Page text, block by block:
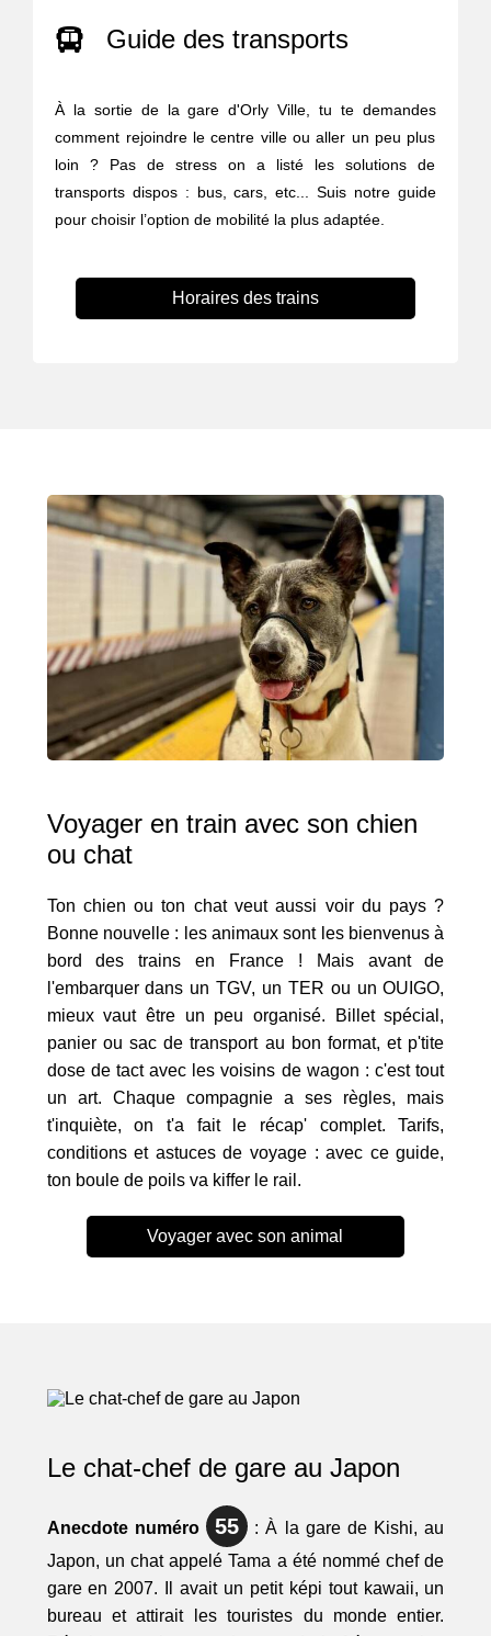
Guide des transports
À la sortie de la gare d'Orly Ville, tu te demandes
comment rejoindre le centre ville ou aller un peu plus
loin ? Pas de stress on a listé les solutions de
transports dispos : bus, cars, etc... Suis notre guide
pour choisir l’option de mobilité la plus adaptée.
Horaires des trains
Voyager en train avec son chien
ou chat
Ton chien ou ton chat veut aussi voir du pays ?
Bonne nouvelle : les animaux sont les bienvenus à
bord des trains en France ! Mais avant de
l'embarquer dans un TGV, un TER ou un OUIGO,
mieux vaut être un peu organisé. Billet spécial,
panier ou sac de transport au bon format, et p'tite
dose de tact avec les voisins de wagon : c'est tout
un art. Chaque compagnie a ses règles, mais
t'inquiète, on t'a fait le récap' complet. Tarifs,
conditions et astuces de voyage : avec ce guide,
ton boule de poils va kiffer le rail.
Voyager avec son animal
Le chat-chef de gare au Japon
Anecdote numéro 55 : À la gare de Kishi, au
Japon, un chat appelé Tama a été nommé chef de
gare en 2007. Il avait un petit képi tout kawaii, un
bureau et attirait les touristes du monde entier.